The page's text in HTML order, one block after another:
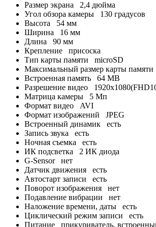
Размер экрана 2,4 дюйма
Угол обзора камеры 130 градусов
Высота 54 мм
Ширина 16 мм
Длина 90 мм
Крепление присоска
Тип карты памяти microSD
Максимальный размер карты
Встроенная память 64 MB
Разрешение видео
Матрица камеры 5 Мп
Формат видео AVI
Формат изображений JPEG
Встроенный динамик есть
Запись звука есть
Ночная съемка есть
ИК подсветка 2 ИК диода
G-Sensor нет
Датчик движения есть
Автостарт записи есть
Поворот изображения нет
Подавление вибрации нет
Наложение времени, даты есть
Циклический режим записи есть
Питание прикуриватель,